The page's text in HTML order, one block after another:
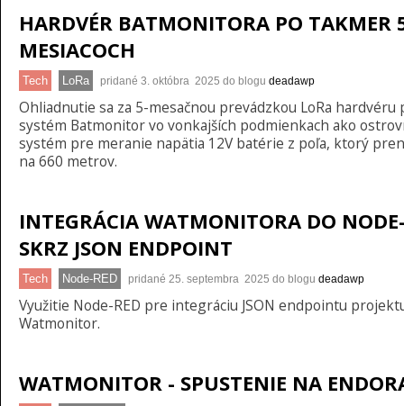
HARDVÉR BATMONITORA PO TAKMER
MESIACOCH
Tech LoRa pridané 3. októbra 2025 do blogudeadawp
Ohliadnutie sa za 5-mesačnou prevádzkou LoRa hardvéru
systém Batmonitor vo vonkajších podmienkach ako
systém pre meranie napätia 12V batérie z poľa, ktorý
na 660 metrov.
INTEGRÁCIA WATMONITORA DO
SKRZ JSON ENDPOINT
Tech Node-RED pridané 25. septembra 2025 do blogudeadawp
Využitie Node-RED pre integráciu JSON endpointu
Watmonitor.
WATMONITOR - SPUSTENIE NA